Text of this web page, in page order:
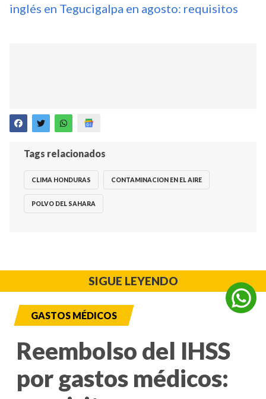
inglés en Tegucigalpa en agosto: requisitos
Tags relacionados
CLIMA HONDURAS CONTAMINACION EN EL AIRE
POLVO DEL SAHARA
SIGUE LEYENDO
GASTOS MÉDICOS
Reembolso del IHSS
por gastos médicos: